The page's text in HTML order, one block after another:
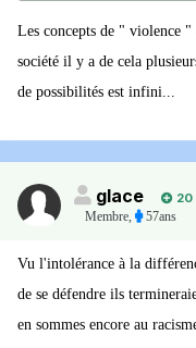
Les concepts de " violence
société il y a de cela
de possibilités est infini...
glace
20
Membre, 57ans
Vu l'intolérance à la
de se défendre ils
en sommes encore au